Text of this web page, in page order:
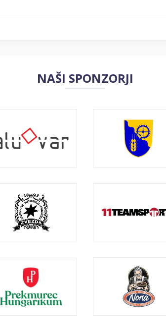
NAŠI SPONZORJI